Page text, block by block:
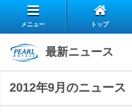
リ
慢
ス
メニュー トップ
最新ニュース
2012年9月のニュース